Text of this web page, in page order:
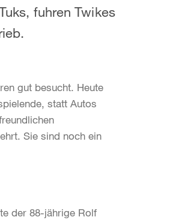
fuhren Twikes
gut besucht. Heute
statt Autos
Sie sind noch ein
der 88-jährige Rolf